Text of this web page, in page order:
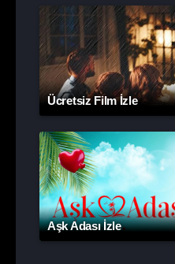
Ücretsiz Film İzle
Aşk Adası İzle